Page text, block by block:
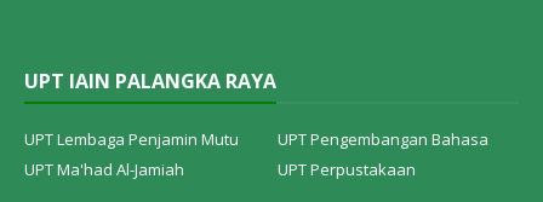
UPT IAIN PALANGKA RAYA
UPT Lembaga Penjamin Mutu
UPT Pengembangan Bahasa
UPT Ma'had Al-Jamiah
UPT Perpustakaan